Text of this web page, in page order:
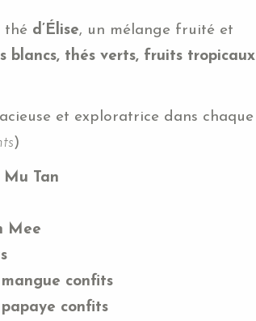
d’Élise, un mélange fruité et
blancs, thés verts, fruits tropicaux
et exploratrice dans chaque
)
Mu Tan
Mee
confits
confits